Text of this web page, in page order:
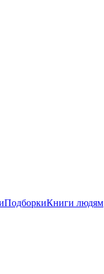
ПодборкиКниги людям